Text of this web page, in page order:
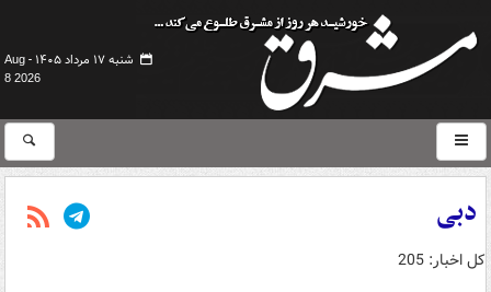
شنبه ۱۷ مرداد ۱۴۰۵ -
Aug
8 2026
دبی
کل اخبار: 205